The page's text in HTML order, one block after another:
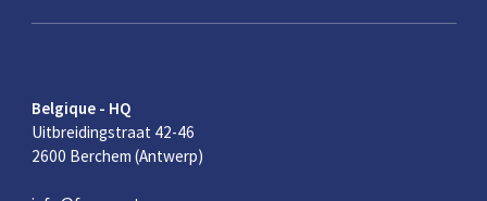
Belgique - HQ
Uitbreidingstraat 42-46
2600 Berchem (Antwerp)